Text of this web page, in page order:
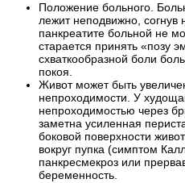
Положение больного.
лежит неподвижно, согнув
панкреатите больной не
старается принять «позу
схваткообразной боли
покоя.
Живот может быть
непроходимости. У
непроходимостью через
заметна усиленная
боковой поверхности
вокруг пупка (симптом
панкресмекроз или
беременность.